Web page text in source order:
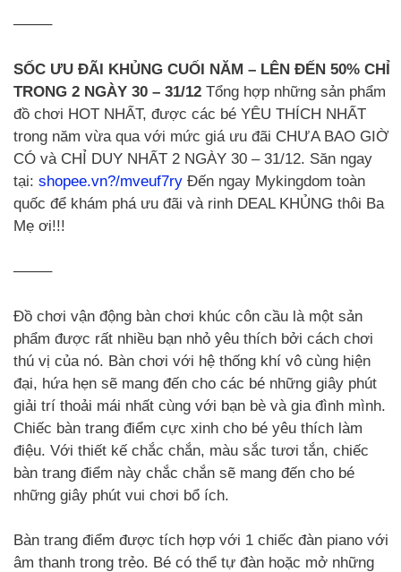
——–
SỐC ƯU ĐÃI KHỦNG CUỐI NĂM – LÊN ĐẾN 50% CHỈ
TRONG 2 NGÀY 30 – 31/12 Tổng hợp những sản phẩm
đồ chơi HOT NHẤT, được các bé YÊU THÍCH NHẤT
trong năm vừa qua với mức giá ưu đãi CHƯA BAO GIỜ
CÓ và CHỈ DUY NHẤT 2 NGÀY 30 – 31/12. Săn ngay
tại: shopee.vn?/mveuf7ry Đến ngay Mykingdom toàn
quốc để khám phá ưu đãi và rinh DEAL KHỦNG thôi Ba
Mẹ ơi!!!
——–
Đồ chơi vận động bàn chơi khúc côn cầu là một sản
phẩm được rất nhiều bạn nhỏ yêu thích bởi cách chơi
thú vị của nó. Bàn chơi với hệ thống khí vô cùng hiện
đại, hứa hẹn sẽ mang đến cho các bé những giây phút
giải trí thoải mái nhất cùng với bạn bè và gia đình mình.
Chiếc bàn trang điểm cực xinh cho bé yêu thích làm
điệu. Với thiết kế chắc chắn, màu sắc tươi tắn, chiếc
bàn trang điểm này chắc chắn sẽ mang đến cho bé
những giây phút vui chơi bổ ích.
Bàn trang điểm được tích hợp với 1 chiếc đàn piano với
âm thanh trong trẻo. Bé có thể tự đàn hoặc mở những